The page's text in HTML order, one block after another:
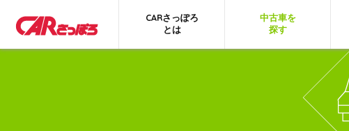
CARさっぽろ
とは
中古車を
探す